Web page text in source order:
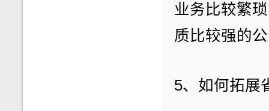
业务比较繁
质比较强的
5、如何拓展